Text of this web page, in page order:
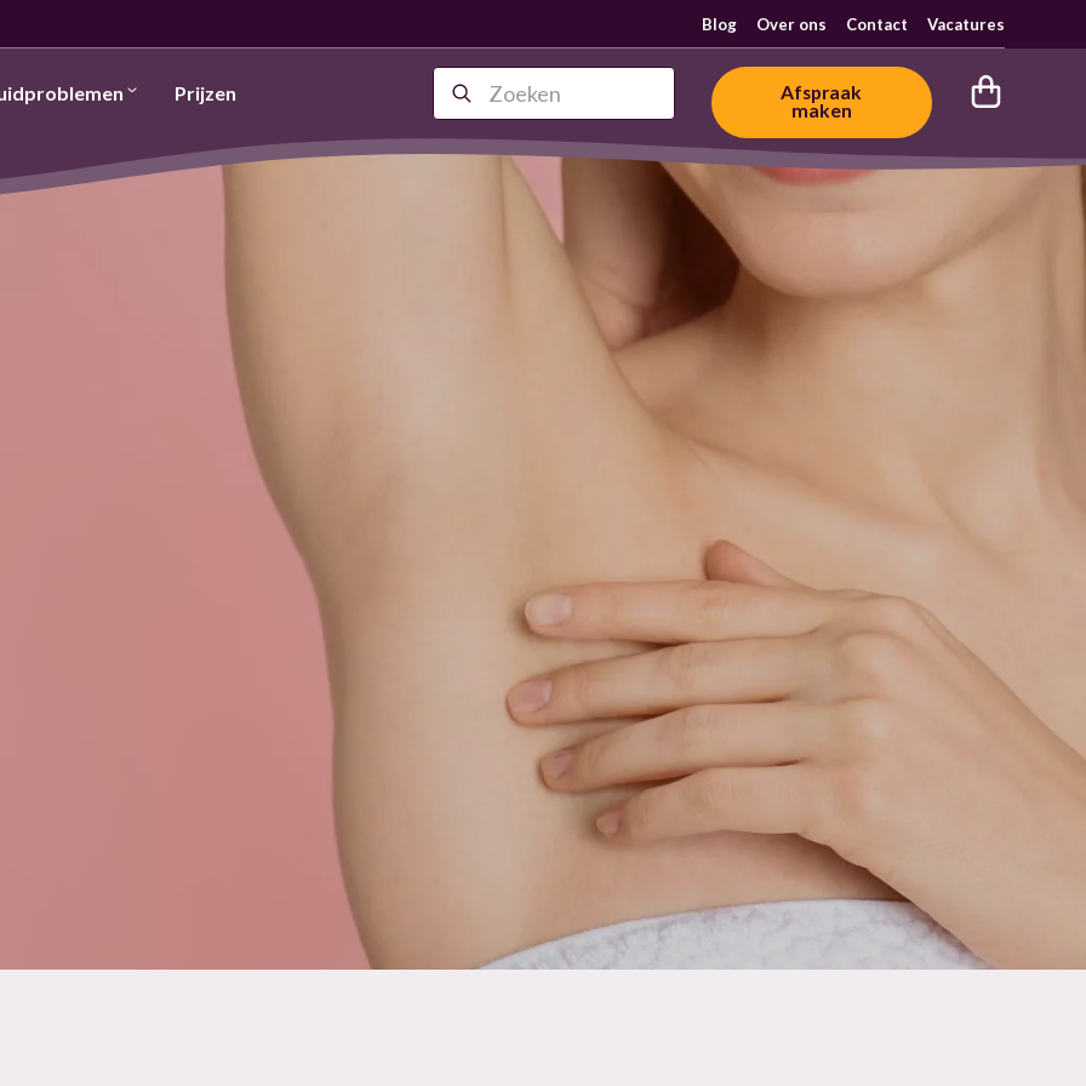
Blog Over ons Contact Vacatures
Prijzen
Afspraak
maken